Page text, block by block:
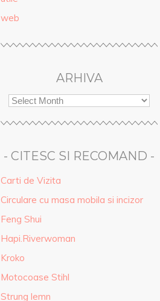
web
ARHIVA
- CITESC SI RECOMAND -
Carti de Vizita
Circulare cu masa mobila si incizor
Feng Shui
Hapi.Riverwoman
Kroko
Motocoase Stihl
Strung lemn